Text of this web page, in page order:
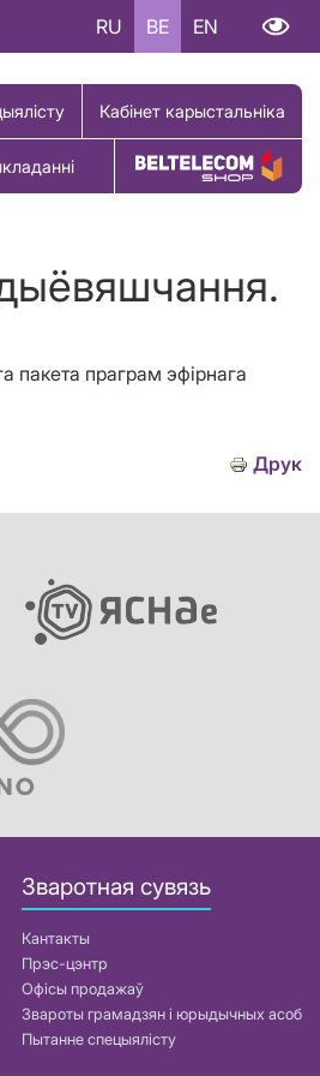
RU BE EN
Кабінет карыстальніка
Купіць тавар
пакета праграм эфірнага
Друк
Зваротная сувязь
Кантакты
Прэс-цэнтр
Офісы продажаў
Звароты грамадзян і юрыдычных асоб
Пытанне спецыялісту